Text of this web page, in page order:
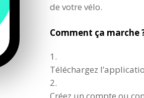
de votre vélo.
Comment ça marche
Téléchargez
Créez un compte ou